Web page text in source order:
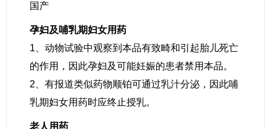
国产
孕妇及哺乳期妇女用药
1、动物试验中观察到本品有致畸和引起胎儿死亡
的作用，因此孕妇及可能妊娠的患者禁用本品。
2、有报道类似药物顺铂可通过乳汁分泌，因此哺
乳期妇女用药时应终止授乳。
老人用药